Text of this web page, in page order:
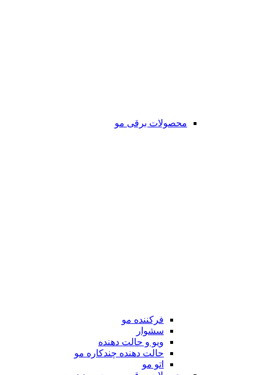
محصولات برقی مو
فرکننده مو
سشوار
ویو و حالت دهنده
حالت دهنده چندکاره مو
اتو مو